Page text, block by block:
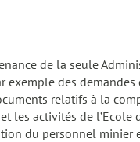
de la seule
des
relatifs à la
activités de l’Ecole
du personnel